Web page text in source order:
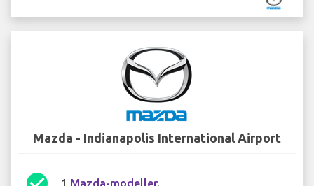
Mazda - Indianapolis International Airport
1 Mazda-modeller.